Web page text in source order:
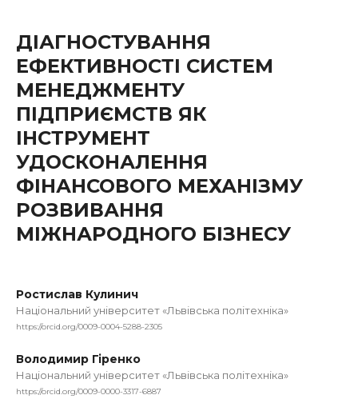
ДІАГНОСТУВАННЯ
ЕФЕКТИВНОСТІ СИСТЕМ
МЕНЕДЖМЕНТУ
ПІДПРИЄМСТВ ЯК
ІНСТРУМЕНТ
УДОСКОНАЛЕННЯ
ФІНАНСОВОГО МЕХАНІЗМУ
РОЗВИВАННЯ
МІЖНАРОДНОГО БІЗНЕСУ
Ростислав Кулинич
Національний університет «Львівська політехніка»
https://orcid.org/0009-0004-5288-2305
Володимир Гіренко
Національний університет «Львівська політехніка»
https://orcid.org/0009-0000-3317-6887